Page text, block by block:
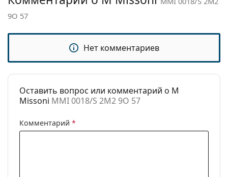
Категория:
Солнцезащитные очки
Бренд:
MMI 0018/S 2M2 9O 57
9O 57
Нет комментариев
Оставить вопрос или комментарий о M
Missoni MMI 0018/S 2M2 9O 57
Комментарий *